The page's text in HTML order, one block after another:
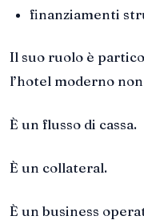
finanziamenti
Il suo ruolo è
l’hotel moderno
È un flusso di cassa.
È un collateral.
È un business